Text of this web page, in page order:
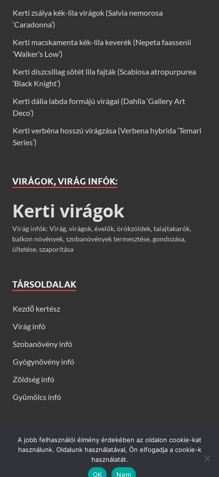
Kerti zsálya kék-lila virágok (Salvia nemorosa
‘Caradonna’)
Kerti macskamenta kék-lila keverék (Nepeta faassenii
‘Walker’s Low’)
Kerti díszcsillag sötét lila fajták (Scabiosa atropurpurea
‘Black Knight’)
Kerti dália labda formájú virágai (Dahlia ‘Gallery Art
Deco’)
Kerti verbéna hosszú virágzása (Verbena hybrida ‘Temari
Series’)
VIRÁGOK, VIRÁG INFÓK:
Kerti virágok
Virág infók: Virág, virágok, évelők, örökzöldek, talajtakarók,
balkon növények, szobanövények termesztése, gondozása,
ültetése, szaporítása
TÁRSOLDALAK
Kezdő kertész
Virág infó
Szobanövény infó
Gyógynövény infó
Zöldség infó
Gyümölcs infó
Kerti virágok - Virág infók: Virág, virágok, évelők, örökzöldek,
talajtakarók, balkon növények, szobanövények termesztése,
gondozása, ültetése, szaporítása
A jobb felhasználói élmény érdekében az oldalon cookie-kat
használunk. Oldalunk használatával, Ön elfogadja a cookie-k
használatát.
OK
Nem